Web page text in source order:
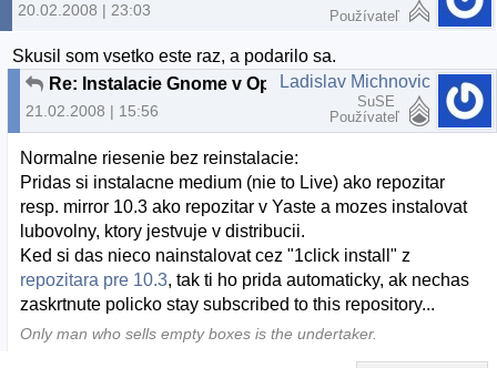
20.02.2008 | 23:03 Používateľ
Skusil som vsetko este raz, a podarilo sa.
Re: Instalacie Gnome v OpenSuse
21.02.2008 | 15:56
Ladislav Michnovic
SuSE
Používateľ
Normalne riesenie bez reinstalacie:
Pridas si instalacne medium (nie to Live) ako repozitar
resp. mirror 10.3 ako repozitar v Yaste a mozes instalovat
lubovolny, ktory jestvuje v distribucii.
Ked si das nieco nainstalovat cez "1click install" z
repozitara pre 10.3, tak ti ho prida automaticky, ak nechas
zaskrtnute policko stay subscribed to this repository...
Only man who sells empty boxes is the undertaker.